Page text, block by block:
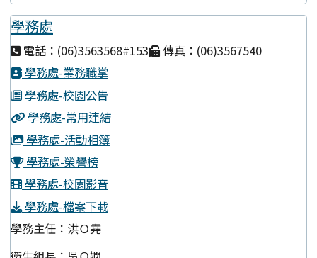
學務處
電話：(06)3563568#153
傳真：(06)3567540
學務處-業務職掌
學務處-校園公告
學務處-常用連結
學務處-活動相簿
學務處-榮譽榜
學務處-校園影音
學務處-檔案下載
學務主任：洪Ｏ堯